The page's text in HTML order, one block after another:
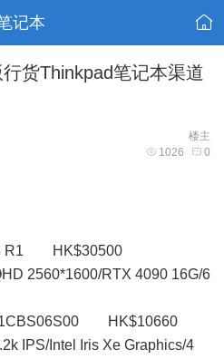
记本
行货Thinkpad笔记本渠道
楼主
1026 0
R1 HK$30500
2560*1600/RTX 4090 16G/6
HK$10660
IPS/Intel Iris Xe Graphics/4